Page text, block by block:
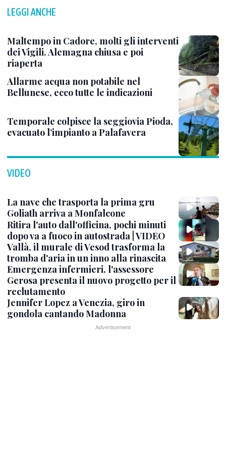
LEGGI ANCHE
Maltempo in Cadore, molti gli interventi
dei Vigili. Alemagna chiusa e poi
riaperta
Allarme acqua non potabile nel
Bellunese, ecco tutte le indicazioni
Temporale colpisce la seggiovia Pioda,
evacuato l’impianto a Palafavera
VIDEO
La nave che trasporta la prima gru
Goliath arriva a Monfalcone
Ritira l'auto dall'officina, pochi minuti
dopo va a fuoco in autostrada | VIDEO
Vallà, il murale di Vesod trasforma la
tromba d'aria in un inno alla rinascita
Emergenza infermieri, l'assessore
Gerosa presenta il nuovo progetto per il
reclutamento
Jennifer Lopez a Venezia, giro in
gondola cantando Madonna